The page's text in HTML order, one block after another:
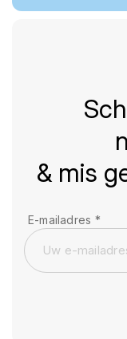
& mis
E-mailadres *